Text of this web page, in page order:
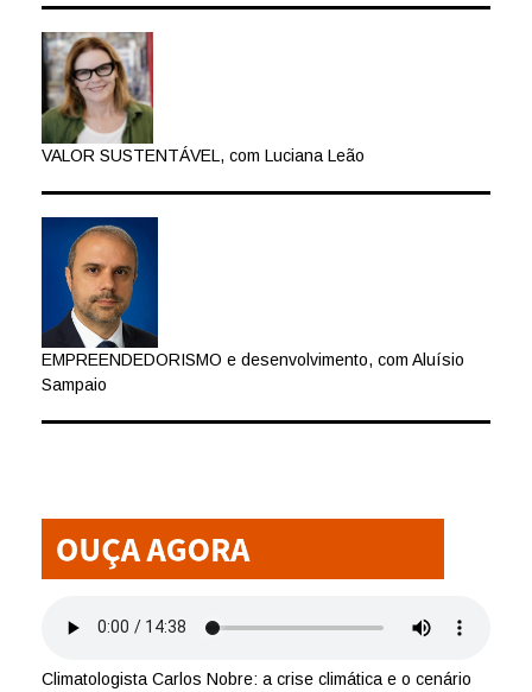
VALOR SUSTENTÁVEL, com Luciana Leão
EMPREENDEDORISMO e desenvolvimento, com Aluísio
Sampaio
Climatologista Carlos Nobre: a crise climática e o cenário